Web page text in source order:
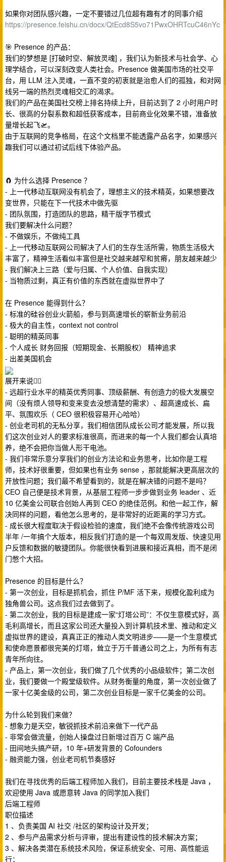
如果你对团队感兴趣，一定不要错过几位超有趣有才的同事介绍
https://presence.feishu.cn/docx/QtEcd8S5vo71PwxOHRTcuC46nYc
🎯 Presence 的产品：
我们的梦想是 [打破时空、解放灵魂] ，我们认为新技术与社会学、心
理学结合，可以深刻改变人类社会。Presence 做美国市场的社交平
台，用 LLM 注入灵魂，一直不变的初衷就是治愈人们的孤独，和对网
线另一端的热烈灵魂相交汇的渴求。
我们的产品在美国社交榜上排名持续上升，目前达到了 2 小时用户时
长、很高的分裂系数和超低获客成本，目前商业化效果不错，准备放
量增长起飞🛫。
由于互联网的竞争格局，在这个文档里不能透露产品名字，如果感兴
趣我们可以通过初试后线下体验产品。
🧲 为什么选择 Presence ？
- 上一代移动互联网没有机会了，理想主义的技术精英，如果想要改
变世界，只能在下一代技术中做先驱
- 团队氛围，打造团队的思路，精干版字节模式
我们要解决什么问题？
- 不做娱乐，不做纯工具
- 上一代移动互联网公司解决了人们的生存生活所需，物质生活极大
丰富了，精神生活看似丰富但是社交越来越窄和贫瘠，朋友越来越少
- 我们解决上三路（爱与归属、个人价值、自我实现）
- 当物质过剩，真正有价值的东西就在虚拟世界中了
在 Presence 能得到什么？
- 标准的硅谷创业火箭船，参与到高速增长的崭新业务前沿
- 极大的自主性，context not control
- 聪明的精英同事
- 个人成长 财务回报（短期现金、长期股权） 精神追求
- 出差美国机会
展开来说👇🏻
- 远超行业水平的精英优秀同事、顶级薪酬、有创造力的极大发展空
间（没有烦人领导和变来变去没想清楚的需求）、超高速成长、扁
平、氛围欢乐（ CEO 很积极容易开心哈哈）
- 创业老司机的无私分享，我们相信团队成长公司才能发展，所以我
们这次创业对人的要求标准很高，而进来的每一个人我们都会认真培
养，绝不会把你当做人形干电池。
- 我们非常乐意分享我们的创业方法论和业务思考，比如你是工程
师，技术好很重要，但如果也有业务 sense ，那就能解决更高层次的
开放性问题；我们最不希望看到的，就是在解决错的问题不是吗？
CEO 自己便是技术背景，从基层工程师一步步做到业务 leader 、近
10 亿美金公司联合创始人再到 CEO 的绝佳范例。和他一起工作，解
决同样的问题，看他怎么思考的，是非常好的近距离的学习方式。
- 成长很大程度取决于假设检验的速度，我们绝不会像传统游戏公司
半年 /一年搞个大版本，相反我们打造的是一个每双周发版、快速见用
户反馈和数据的敏捷团队。你能很快看到进展和接近真相，而不是闭
门憋个大招。
Presence 的目标是什么？
- 第一次创业，目标是抓机会，抓住 P/MF 活下来，规模化盈利成为
独角兽公司。这点我们过去做到了。
- 第二次创业，我的目标是建成一家“灯塔公司”：不仅生意模式好，高
毛利高增长，而且这家公司还大量投入到计算机技术里、推动和定义
虚拟世界的建设，真真正正的推动人类文明进步——是一个生意模式
和使命愿景都很完美的灯塔，耸立于万千普通公司之上，为所有有志
青年所向往。
- 产品上，第一次创业，我们做了几个优秀的小品级软件；第二次创
业，我们要做一个殿堂级软件。从财务衡量的角度，第一次创业做了
一家十亿美金级的公司，第二次创业目标是一家千亿美金的公司。
为什么轮到我们来做？
- 想象力是天空，敏锐抓技术前沿来做下一代产品
- 非常会做流量，创始人操盘过日新增过百万 C 端产品
- 田间地头搞产研，10 年+研发背景的 Cofounders
- 融资能力强，创业老司机节奏感好
我们在寻找优秀的后端工程师加入我们，目前主要技术栈是 Java ，
欢迎使用 Java 或愿意转 Java 的同学加入我们
后端工程师
职位描述
1 、负责美国 AI 社交 /社区的架构设计及开发；
2 、参与产品需求分析与评审，提出有建设性的技术解决方案；
3 、解决各类潜在系统技术风险，保证系统安全、可用、高性能运
行；